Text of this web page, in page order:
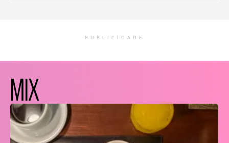
PUBLICIDADE
MIX